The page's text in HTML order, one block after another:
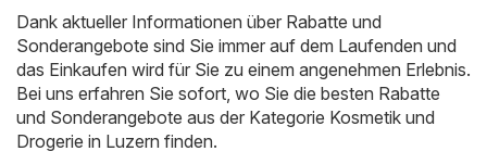
Dank aktueller Informationen über Rabatte und
Sonderangebote sind Sie immer auf dem Laufenden und
das Einkaufen wird für Sie zu einem angenehmen Erlebnis.
Bei uns erfahren Sie sofort, wo Sie die besten Rabatte
und Sonderangebote aus der Kategorie Kosmetik und
Drogerie in Luzern finden.